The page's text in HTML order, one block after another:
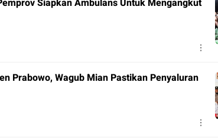
Prabowo, Wagub Mian Pastikan Penyaluran